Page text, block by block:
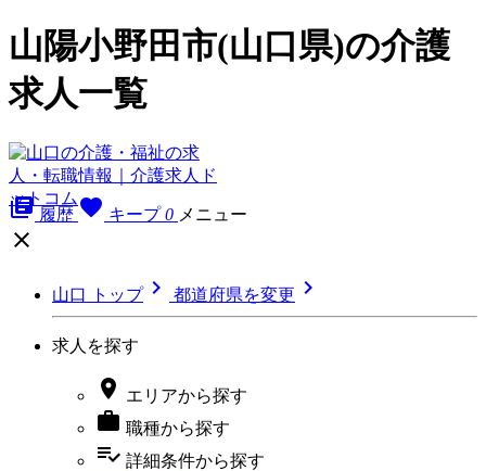
山陽小野田市(山口県)の介護
求人一覧
library_books 履歴 favorite キープ 0 メニュー

山口 トップ 都道府県を変更 
求人を探す
 エリアから探す
 職種から探す
playlist_add_check 詳細条件から探す